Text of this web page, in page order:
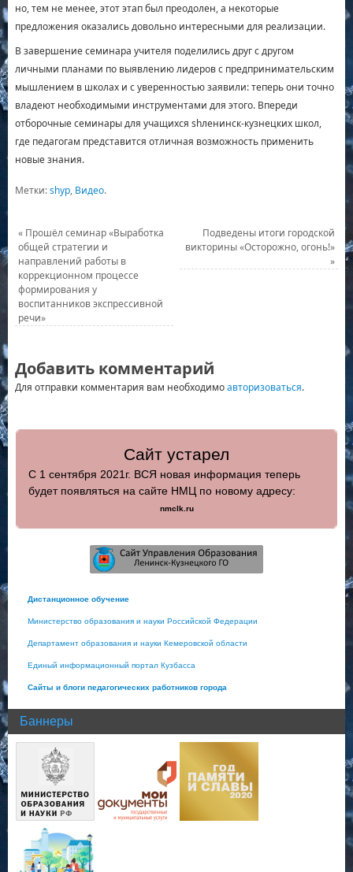
но, тем не менее, этот этап был преодолен, а некоторые
предложения оказались довольно интересными для реализации.
В завершение семинара учителя поделились друг с другом
личными планами по выявлению лидеров с предпринимательским
мышлением в школах и с уверенностью заявили: теперь они точно
владеют необходимыми инструментами для этого. Впереди
отборочные семинары для учащихся shленинск-кузнецких школ,
где педагогам представится отличная возможность применить
новые знания.
Метки:shyp, Видео.
«Прошёл семинар «Выработка
общей стратегии и
направлений работы в
коррекционном процессе
формирования у
воспитанников экспрессивной
речи»
Подведены итоги городской
викторины «Осторожно, огонь!»
»
Добавить комментарий
Для отправки комментария вам необходимоавторизоваться.
Сайт устарел
С 1 сентября 2021г. ВСЯ новая информация теперь
будет появляться на сайте НМЦ по новому адресу:
nmclk.ru
Дистанционное обучение
Министерство образования и науки Российской Федерации
Департамент образования и науки Кемеровской области
Единый информационный портал Кузбасса
Сайты и блоги педагогических работников города
Баннеры